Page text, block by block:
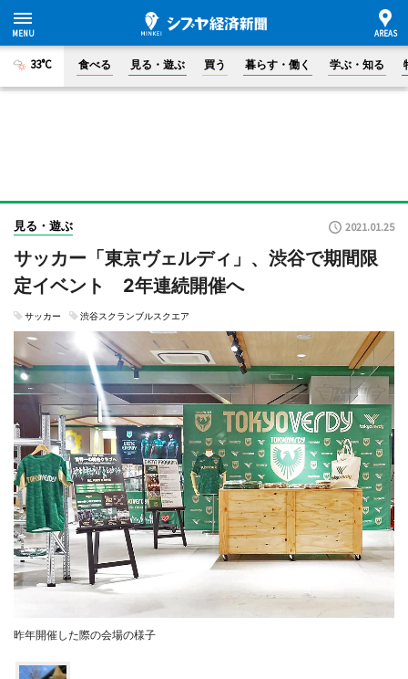
33°C 食べる 見る・遊ぶ 買う 暮らす・働く 学ぶ・知る
見る・遊ぶ 2021.01.25
サッカー「東京ヴェルディ」、渋谷で期間限
定イベント 2年連続開催へ
サッカー 渋谷スクランブルスクエア
昨年開催した際の会場の様子